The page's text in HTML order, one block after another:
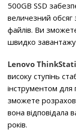
500GB SSD
величезний обсяг
файлів. Ви
швидко
Lenovo
високу ступінь
інструментом для
зможете
вона відповідала
років.